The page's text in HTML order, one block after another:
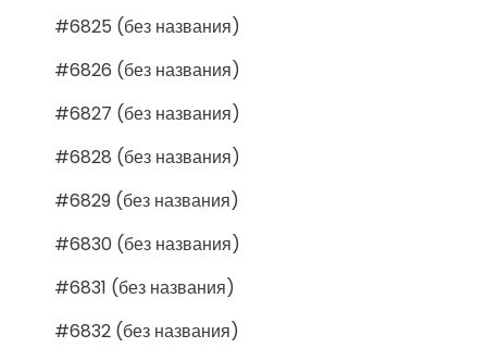
#6825 (без названия)
#6826 (без названия)
#6827 (без названия)
#6828 (без названия)
#6829 (без названия)
#6830 (без названия)
#6831 (без названия)
#6832 (без названия)